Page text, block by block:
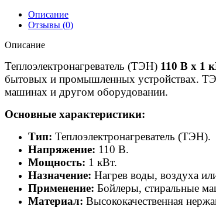
Описание
Отзывы (0)
Описание
Теплоэлектронагреватель (ТЭН) 110 В х 1
бытовых и промышленных устройствах.
машинах и другом оборудовании.
Основные характеристики:
Тип: Теплоэлектронагреватель (ТЭН).
Напряжение: 110 В.
Мощность: 1 кВт.
Назначение: Нагрев воды, воздуха
Применение: Бойлеры, стиральные
Материал: Высококачественная